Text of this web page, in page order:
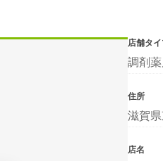
店舗タ
調剤
住所
滋賀
店名